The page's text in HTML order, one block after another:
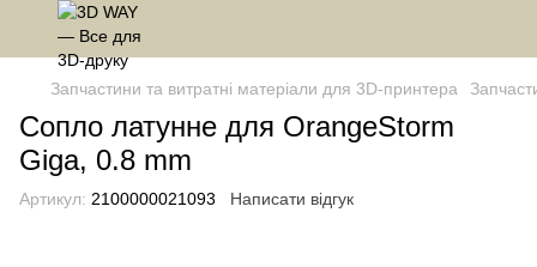
Запчастини та витратні матеріали для 3D-принтера
Сопло латунне для OrangeStorm
Giga, 0.8 mm
Артикул: 2100000021093 Написати відгук